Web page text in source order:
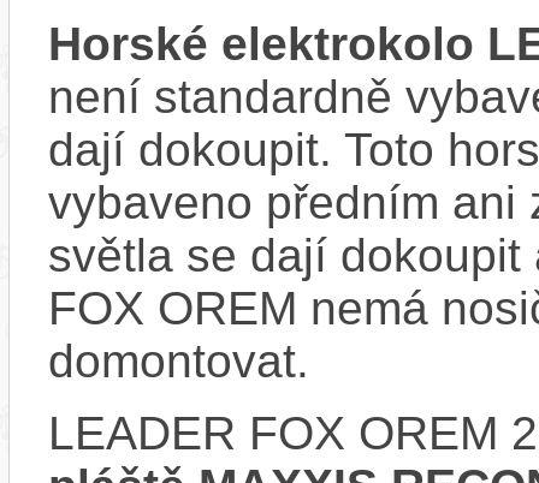
Horské elektrokolo
není standardně
dají dokoupit. Toto
vybaveno předním ani
světla se dají
FOX OREM nemá
domontovat.
LEADER FOX OREM